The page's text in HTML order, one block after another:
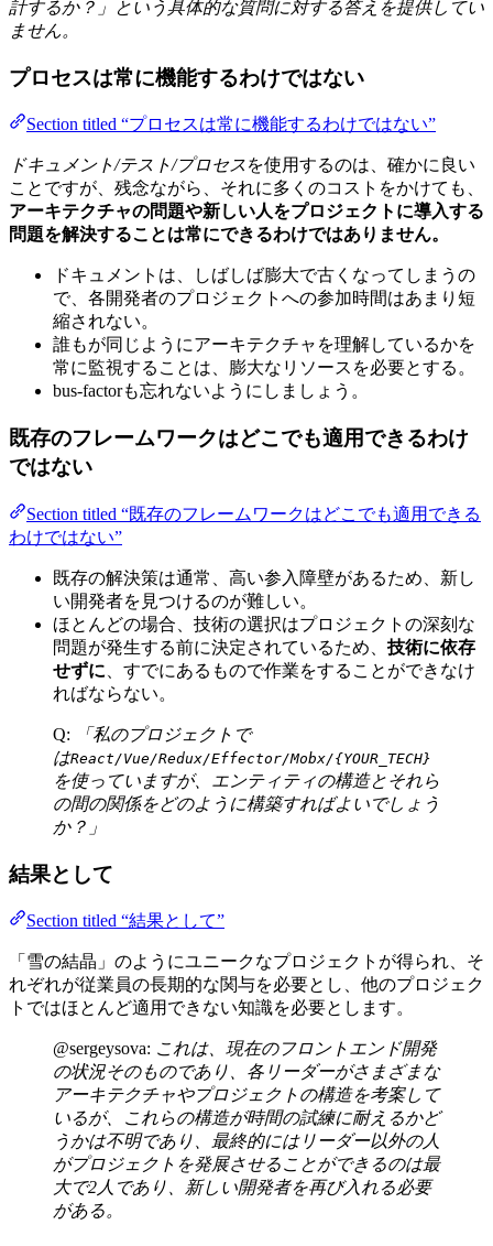
計するか？」という具体的な質問に対する答えを提供してい
ません。
プロセスは常に機能するわけではない
Section titled “プロセスは常に機能するわけではない”
ドキュメント/テスト/プロセスを使用するのは、確かに良い
ことですが、残念ながら、それに多くのコストをかけても、
アーキテクチャの問題や新しい人をプロジェクトに導入する
問題を解決することは常にできるわけではありません。
ドキュメントは、しばしば膨大で古くなってしまうの
で、各開発者のプロジェクトへの参加時間はあまり短
縮されない。
誰もが同じようにアーキテクチャを理解しているかを
常に監視することは、膨大なリソースを必要とする。
bus-factorも忘れないようにしましょう。
既存のフレームワークはどこでも適用できるわけ
ではない
Section titled “既存のフレームワークはどこでも適用できる
わけではない”
既存の解決策は通常、高い参入障壁があるため、新し
い開発者を見つけるのが難しい。
ほとんどの場合、技術の選択はプロジェクトの深刻な
問題が発生する前に決定されているため、 技術に依存
せずに 、すでにあるもので作業をすることができなけ
ればならない。
Q:
「私のプロジェクトで
はReact/Vue/Redux/Effector/Mobx/{YOUR_TECH}
を使っていますが、エンティティの構造とそれら
の間の関係をどのように構築すればよいでしょう
か？」
結果として
Section titled “結果として”
「雪の結晶」のようにユニークなプロジェクトが得られ、そ
れぞれが従業員の長期的な関与を必要とし、他のプロジェク
トではほとんど適用できない知識を必要とします。
@sergeysova: これは、現在のフロントエンド開発
の状況そのものであり、各リーダーがさまざまな
アーキテクチャやプロジェクトの構造を考案して
いるが、これらの構造が時間の試練に耐えるかど
うかは不明であり、最終的にはリーダー以外の人
がプロジェクトを発展させることができるのは最
大で2人であり、新しい開発者を再び入れる必要
がある。